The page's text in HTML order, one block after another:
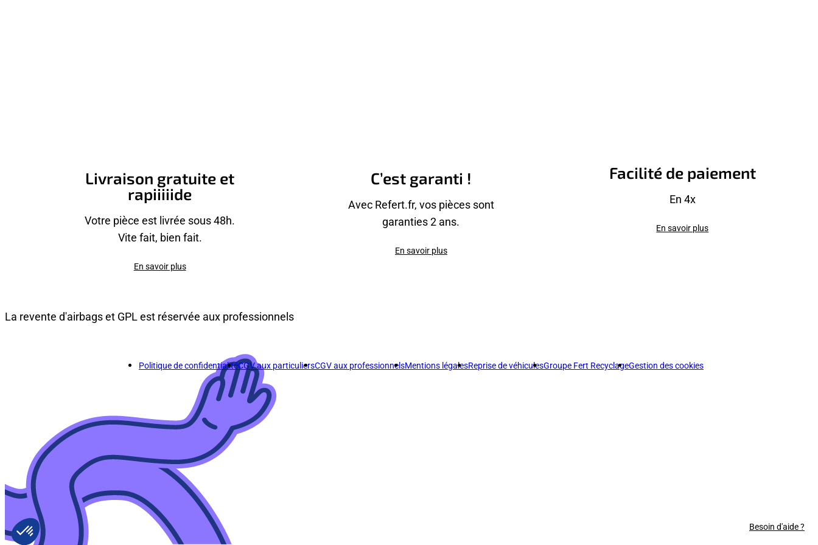
Livraison gratuite et
rapiiiiide
Votre pièce est livrée sous 48h.
Vite fait, bien fait.
En savoir plus
C’est garanti !
Avec Refert.fr, vos pièces sont
garanties 2 ans.
En savoir plus
Facilité de paiement
En 4x
En savoir plus
La revente d'airbags et GPL est réservée aux professionnels
Politique de confidentialitéCGV aux particuliersCGV aux professionnelsMentions légalesReprise de véhiculesGroupe Fert RecyclageGestion des cookies
Besoin d'aide ?